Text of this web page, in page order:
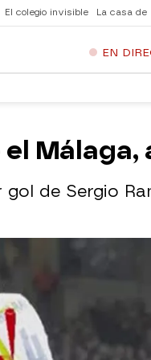
El colegio invisible La casa de
EN
Málaga,
de Sergio